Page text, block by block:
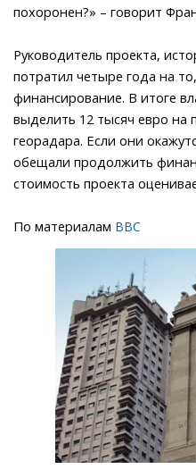
похоронен?» – говорит
Руководитель проекта,
потратил четыре года на
финансирование. В итоге
выделить 12 тысяч евро на
георадара. Если они
обещали продолжить
стоимость проекта
По материалам BBC